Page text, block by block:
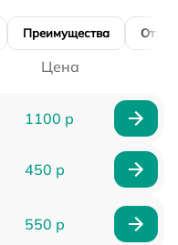
Преимущества
Цена
1100 р
450 р
550 р